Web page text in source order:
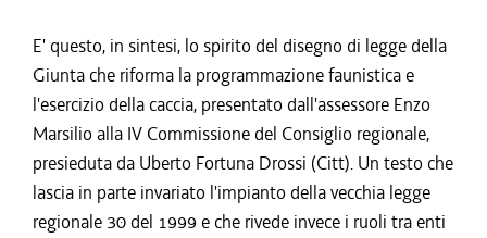
E' questo, in sintesi, lo spirito del disegno di legge della
Giunta che riforma la programmazione faunistica e
l'esercizio della caccia, presentato dall'assessore Enzo
Marsilio alla IV Commissione del Consiglio regionale,
presieduta da Uberto Fortuna Drossi (Citt). Un testo che
lascia in parte invariato l'impianto della vecchia legge
regionale 30 del 1999 e che rivede invece i ruoli tra enti